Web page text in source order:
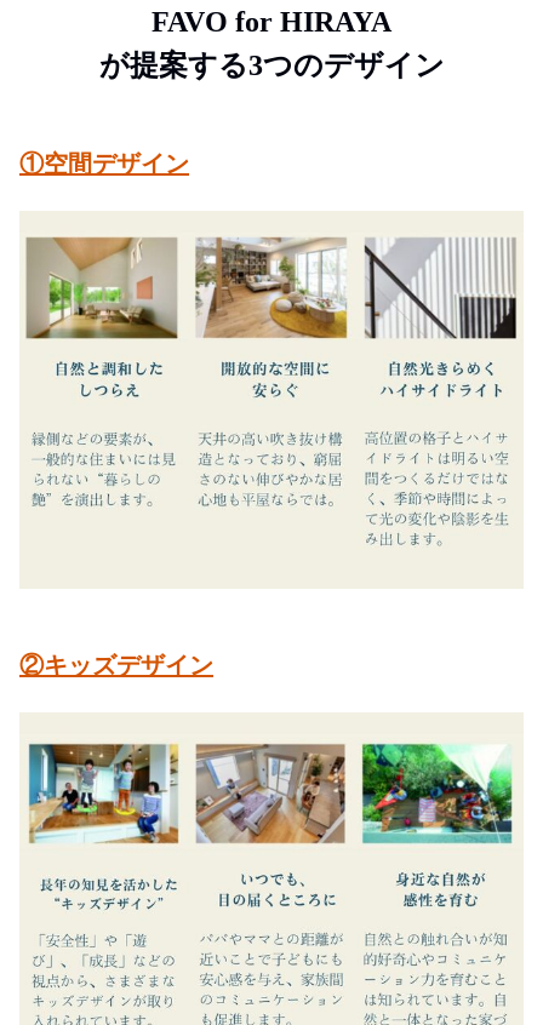
FAVO for HIRAYA
が提案する3つのデザイン
①空間デザイン
②キッズデザイン